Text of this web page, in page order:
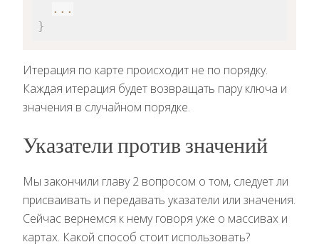
...
}
Итерация по карте происходит не по порядку.
Каждая итерация будет возвращать пару ключа и
значения в случайном порядке.
Указатели против значений
Мы закончили главу 2 вопросом о том, следует ли
присваивать и передавать указатели или значения.
Сейчас вернемся к нему говоря уже о массивах и
картах. Какой способ стоит использовать?